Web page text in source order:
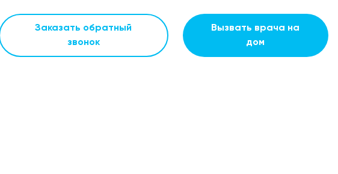
Заказать обратный
звонок
Вызвать врача на
дом